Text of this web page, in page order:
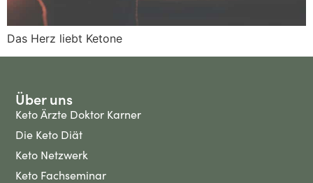
Das Herz liebt Ketone
Über uns
Keto Ärzte Doktor Karner
Die Keto Diät
Keto Netzwerk
Keto Fachseminar